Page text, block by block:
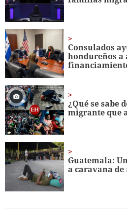
Consulados
hondureños a
¿Qué se sabe
migrante que
Guatemala:
a caravana